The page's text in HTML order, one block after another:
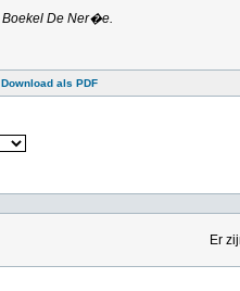
Boekel De Ner�e.
Download als PDF
Er